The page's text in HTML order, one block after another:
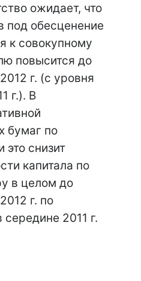
ожидает, что
под обесценение
к совокупному
повысится до
г. (с уровня
г.). В
бумаг по
это снизит
капитала по
в целом до
г. по
2011 г.